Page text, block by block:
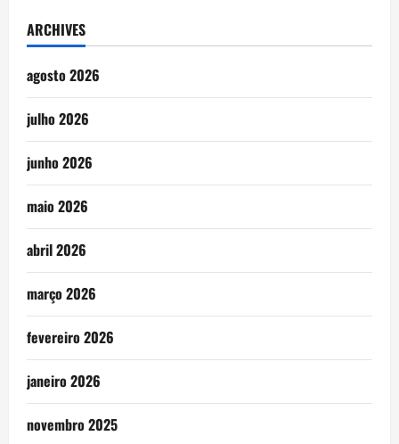
ARCHIVES
agosto 2026
julho 2026
junho 2026
maio 2026
abril 2026
março 2026
fevereiro 2026
janeiro 2026
novembro 2025